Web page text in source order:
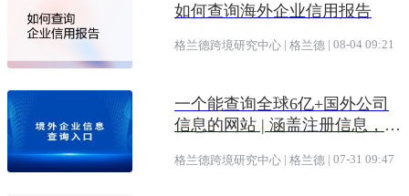
如何查询海外企业信用报告
格兰德跨境研究中心 | 格兰德 | 08-04 09:21
一个能查询全球6亿+国外公司
信息的网站 | 涵盖注册信息，股
格兰德跨境研究中心 | 格兰德 | 07-31 09:47